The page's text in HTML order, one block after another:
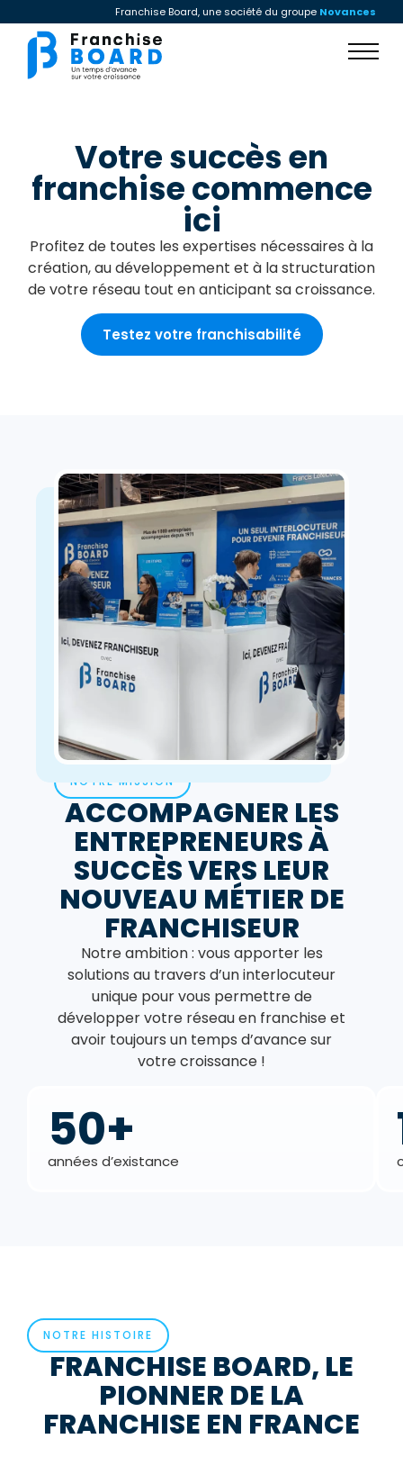
Franchise Board, une société du groupe Novances
Votre succès en
franchise commence
ici
Profitez de toutes les expertises nécessaires à la
création, au développement et à la structuration
de votre réseau tout en anticipant sa croissance.
Testez votre franchisabilité
NOTRE MISSION
ACCOMPAGNER LES
ENTREPRENEURS À
SUCCÈS VERS LEUR
NOUVEAU MÉTIER DE
FRANCHISEUR
Notre ambition : vous apporter les
solutions au travers d’un interlocuteur
unique pour vous permettre de
développer votre réseau en franchise et
avoir toujours un temps d’avance sur
votre croissance !
50+
années d’existance
NOTRE HISTOIRE
FRANCHISE BOARD, LE
PIONNER DE LA
FRANCHISE EN FRANCE